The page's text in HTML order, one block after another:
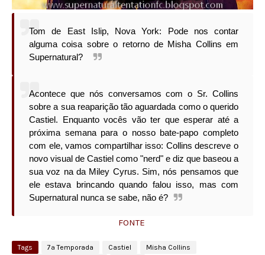
Tom de East Islip, Nova York: Pode nos contar
alguma coisa sobre o retorno de Misha Collins em
Supernatural?
Acontece que nós conversamos com o Sr. Collins
sobre a sua reaparição tão aguardada como o querido
Castiel. Enquanto vocês vão ter que esperar até a
próxima semana para o nosso bate-papo completo
com ele, vamos compartilhar isso: Collins descreve o
novo visual de Castiel como "nerd" e diz que baseou a
sua voz na da Miley Cyrus. Sim, nós pensamos que
ele estava brincando quando falou isso, mas com
Supernatural nunca se sabe, não é?
FONTE
Tags 7ª Temporada Castiel
Misha Collins